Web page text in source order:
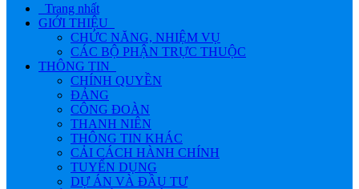
Trang nhất
GIỚI THIỆU
CHỨC NĂNG, NHIỆM VỤ
CÁC BỘ PHẬN TRỰC THUỘC
THÔNG TIN
CHÍNH QUYỀN
ĐẢNG
CÔNG ĐOÀN
THANH NIÊN
THÔNG TIN KHÁC
CẢI CÁCH HÀNH CHÍNH
TUYỂN DỤNG
DỰ ÁN VÀ ĐẦU TƯ